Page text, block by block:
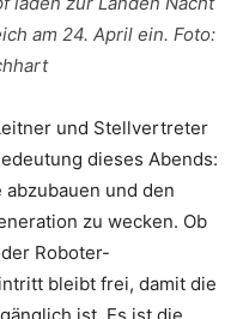
am 24. April ein. Foto:
und Stellvertreter
dieses Abends:
und den
zu wecken. Ob
Roboter-
bleibt frei, damit die
ist. Es ist die